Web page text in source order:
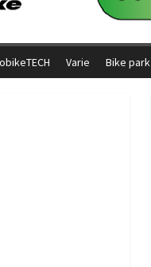
Varie Bike park